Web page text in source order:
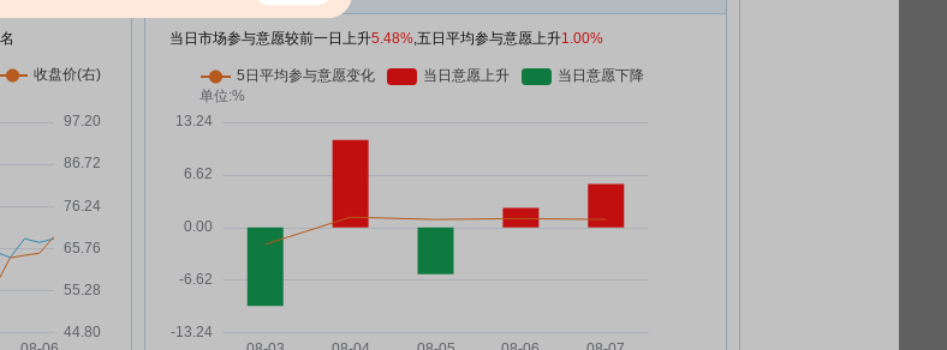
蓝晓科技:2026年5月20日投资者
蓝晓科技:北京德恒律师事务所关
于西安蓝晓科技新材料股份有限公
司2025年年度股东会的法律意见
蓝晓科技:2025年年度股东会决议
蓝晓科技:关于召开2025年年度股
东会的提示性公告
蓝晓科技:关于参加“2026年陕西辖
区上市公司投资者集体接待日暨
2025年度业绩说明会”的公告
当日市场参与意愿较前一日上升5.48%,五日平均参与意愿上升1.00%
名